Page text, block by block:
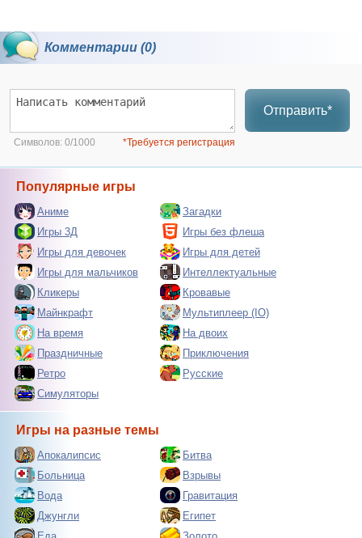
Комментарии (0)
Отправить*
Символов: 0/1000 *Требуется регистрация
Популярные игры
Аниме
Загадки
Игры 3Д
Игры без флеша
Игры для девочек
Игры для детей
Игры для мальчиков
Интеллектуальные
Кликеры
Кровавые
Майнкрафт
Мультиплеер (IO)
На время
На двоих
Праздничные
Приключения
Ретро
Русские
Симуляторы
Игры на разные темы
Апокалипсис
Битва
Больница
Взрывы
Вода
Гравитация
Джунгли
Египет